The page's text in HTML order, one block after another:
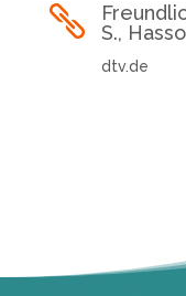

S.,
dtv.de